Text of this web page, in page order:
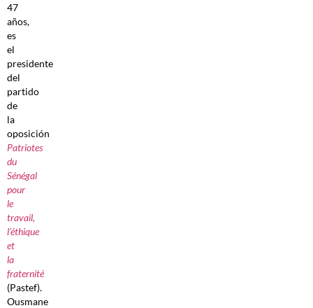
47
años,
es
el
presidente
del
partido
de
la
oposición
Patriotes
du
Sénégal
pour
le
travail,
l’éthique
et
la
fraternité
(Pastef).
Ousmane